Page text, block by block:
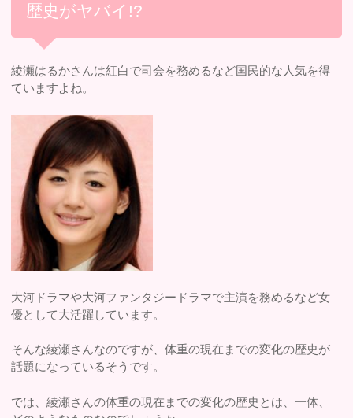
歴史がヤバイ!?
綾瀬はるかさんは紅白で司会を務めるなど国民的な人気を得
ていますよね。
大河ドラマや大河ファンタジードラマで主演を務めるなど女
優として大活躍しています。
そんな綾瀬さんなのですが、体重の現在までの変化の歴史が
話題になっているそうです。
では、綾瀬さんの体重の現在までの変化の歴史とは、一体、